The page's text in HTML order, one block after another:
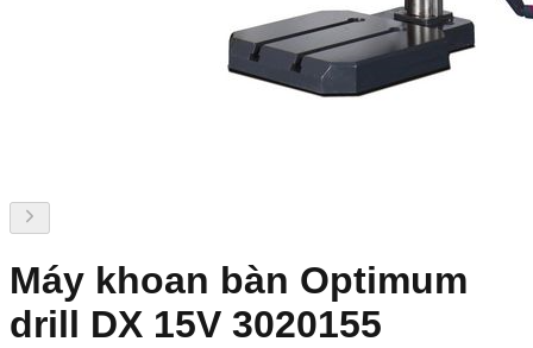
Máy khoan bàn Optimum
drill DX 15V 3020155